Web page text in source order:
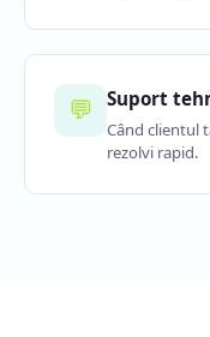
💬 Suport
Când clientul
rezolvi rapid.